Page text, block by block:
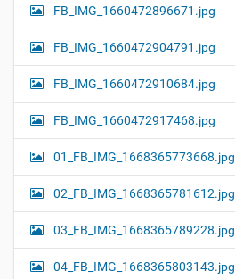
FB_IMG_1660472896671.jpg
FB_IMG_1660472904791.jpg
FB_IMG_1660472910684.jpg
FB_IMG_1660472917468.jpg
01_FB_IMG_1668365773668.jpg
02_FB_IMG_1668365781612.jpg
03_FB_IMG_1668365789228.jpg
04_FB_IMG_1668365803143.jpg